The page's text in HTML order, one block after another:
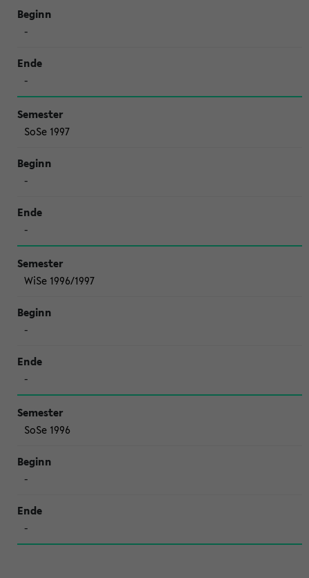
-
-
SoSe 1997
-
-
WiSe 1996/1997
-
-
SoSe 1996
-
-